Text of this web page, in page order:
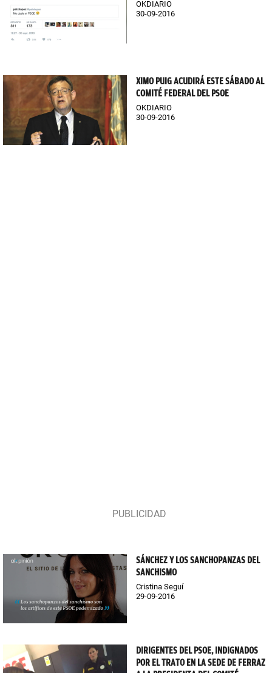
OKDIARIO
30-09-2016
XIMO PUIG ACUDIRÁ ESTE SÁBADO AL
COMITÉ FEDERAL DEL PSOE
OKDIARIO
30-09-2016
SÁNCHEZ Y LOS SANCHOPANZAS DEL
SANCHISMO
Cristina Seguí
29-09-2016
DIRIGENTES DEL PSOE, INDIGNADOS
POR EL TRATO EN LA SEDE DE FERRAZ